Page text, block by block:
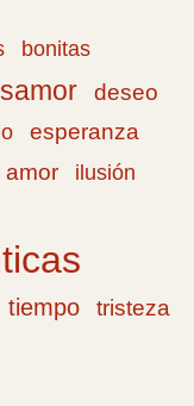
bonitas
deseo
esperanza
amor
ilusión
tiempo
tristeza